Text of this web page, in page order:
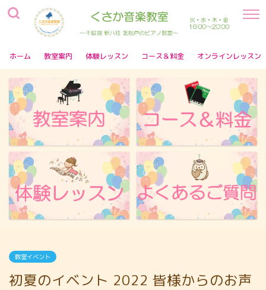
ホーム 教室案内 体験レッスン コース＆料金 オンラインレッスン
教室イベント
初夏のイベント 2022 皆様からのお声